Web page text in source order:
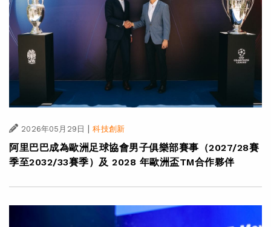
2026年05月29日 | 科技創新
阿里巴巴成為歐洲足球協會男子俱樂部賽事（2027/28賽
季至2032/33賽季）及 2028 年歐洲盃TM合作夥伴